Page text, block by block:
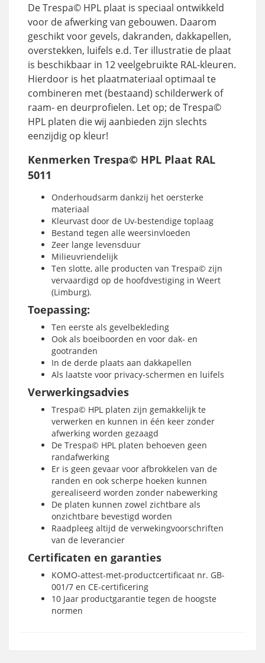
De Trespa© HPL plaat is speciaal ontwikkeld
voor de afwerking van gebouwen. Daarom
geschikt voor gevels, dakranden, dakkapellen,
overstekken, luifels e.d. Ter illustratie de plaat
is beschikbaar in 12 veelgebruikte RAL-kleuren.
Hierdoor is het plaatmateriaal optimaal te
combineren met (bestaand) schilderwerk of
raam- en deurprofielen. Let op; de Trespa©
HPL platen die wij aanbieden zijn slechts
eenzijdig op kleur!
Kenmerken Trespa© HPL Plaat RAL
5011
Onderhoudsarm dankzij het oersterke
materiaal
Kleurvast door de Uv-bestendige toplaag
Bestand tegen alle weersinvloeden
Zeer lange levensduur
Milieuvriendelijk
Ten slotte, alle producten van Trespa© zijn
vervaardigd op de hoofdvestiging in Weert
(Limburg).
Toepassing:
Ten eerste als gevelbekleding
Ook als boeiboorden en voor dak- en
gootranden
In de derde plaats aan dakkapellen
Als laatste voor privacy-schermen en luifels
Verwerkingsadvies
Trespa© HPL platen zijn gemakkelijk te
verwerken en kunnen in één keer zonder
afwerking worden gezaagd
De Trespa© HPL platen behoeven geen
randafwerking
Er is geen gevaar voor afbrokkelen van de
randen en ook scherpe hoeken kunnen
gerealiseerd worden zonder nabewerking
De platen kunnen zowel zichtbare als
onzichtbare bevestigd worden
Raadpleeg altijd de verwekingvoorschriften
van de leverancier
Certificaten en garanties
KOMO-attest-met-productcertificaat nr. GB-
001/7 en CE-certificering
10 Jaar productgarantie tegen de hoogste
normen